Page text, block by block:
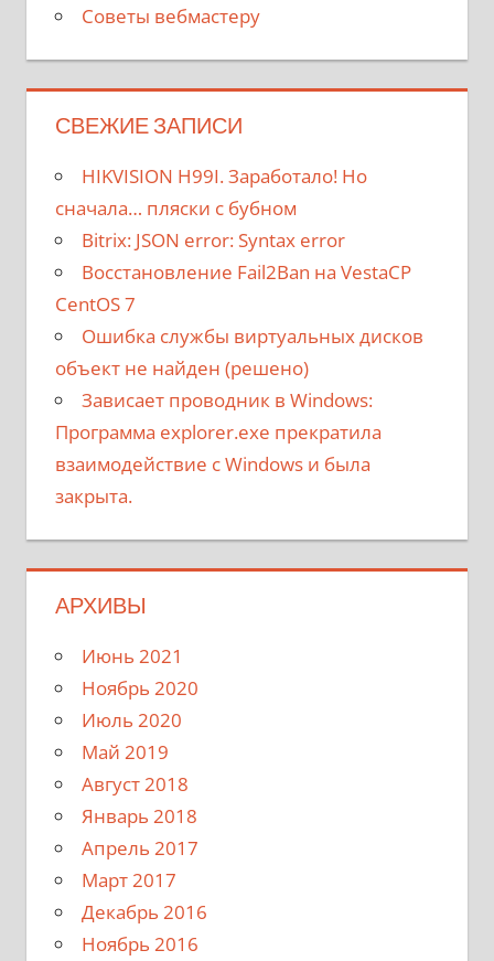
Советы вебмастеру
СВЕЖИЕ ЗАПИСИ
HIKVISION H99I. Заработало! Но
сначала… пляски с бубном
Bitrix: JSON error: Syntax error
Восстановление Fail2Ban на VestaCP
CentOS 7
Ошибка службы виртуальных дисков
объект не найден (решено)
Зависает проводник в Windows:
Программа explorer.exe прекратила
взаимодействие с Windows и была
закрыта.
АРХИВЫ
Июнь 2021
Ноябрь 2020
Июль 2020
Май 2019
Август 2018
Январь 2018
Апрель 2017
Март 2017
Декабрь 2016
Ноябрь 2016